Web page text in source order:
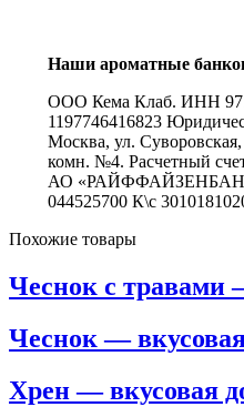
Наши ароматные
ООО Кема Клаб. ИНН
1197746416823
Москва, ул.
комн. №4. Расчетный
АО
044525700 К\с
Похожие товары
Чеснок с травами
Чеснок —
Хрен — вкусовая